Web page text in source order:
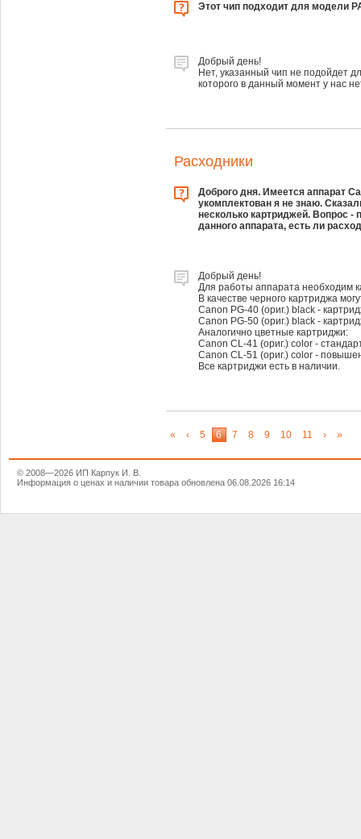
Этот чип подходит для модели
Добрый день!
Нет, указанный чип не подойдет
которого в данный момент у нас
Расходники
Доброго дня. Имеется аппарат
укомплектован я не знаю.
несколько картриджей. Вопрос -
данного аппарата, есть ли
Добрый день!
Для работы аппарата необходим
В качестве черного картриджа
Canon PG-40 (ориг.) black -
Canon PG-50 (ориг.) black -
Аналогично цветные картриджи:
Canon CL-41 (ориг.) color -
Canon CL-51 (ориг.) color -
Все картриджи есть в наличии.
« ‹ 5 6 7 8 9 10 11 › »
© 2008—2026 ИП Карпук И. В.
Информация о ценах и наличии товара обновлена 06.08.2026 16:14